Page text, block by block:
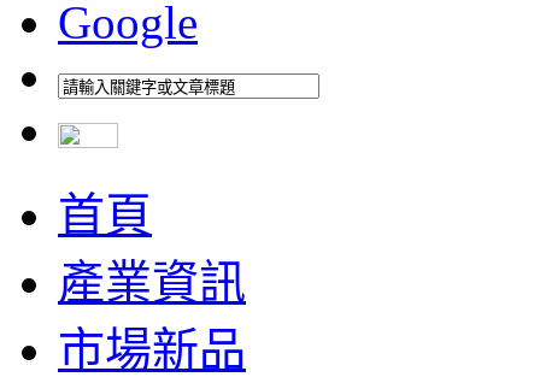
Google
首頁
產業資訊
市場新品